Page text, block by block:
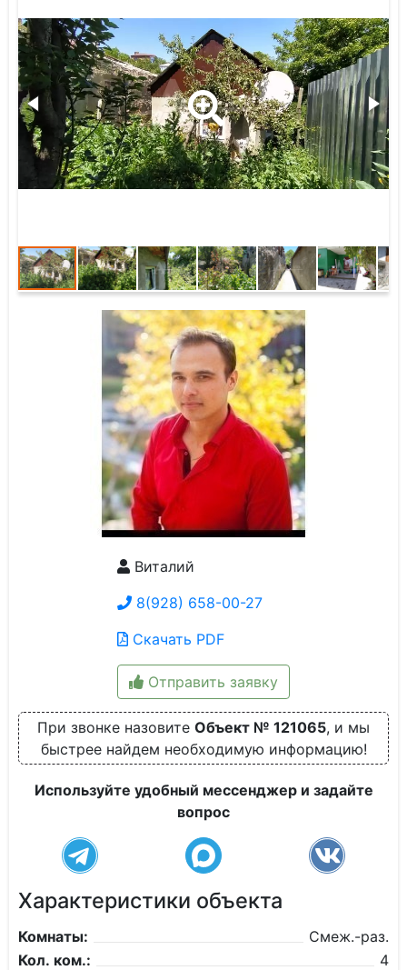
Виталий
8(928) 658-00-27
Скачать PDF
Отправить заявку
При звонке назовите Объект № 121065, и мы
быстрее найдем необходимую информацию!
Используйте удобный мессенджер и задайте
вопрос
Характеристики объекта
Комнаты:
Смеж.-раз.
Кол. ком.:
4